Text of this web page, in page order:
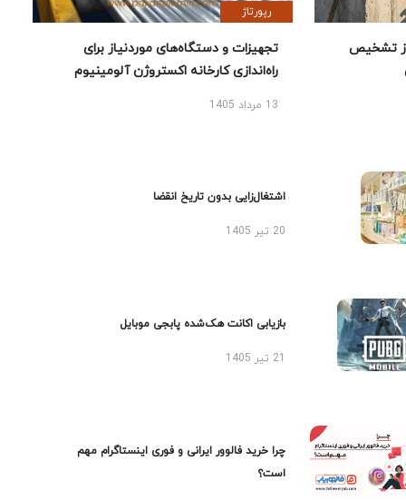
تشخیص
رپورتاژ
تجهیزات و دستگاه‌های موردنیاز برای
راه‌اندازی کارخانه اکستروژن آلومینیوم
13 مرداد 1405
اشتغال‌زایی بدون تاریخ انقضا
20 تیر 1405
بازیابی اکانت هک‌شده پابجی موبایل
چرا خرید فالوور ایرانی و فوری اینستاگرام مهم
است؟